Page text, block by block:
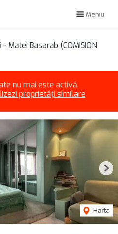
Meniu
Matei Basarab (COMISION
nu mai este activă,
proprietăți similare
Harta